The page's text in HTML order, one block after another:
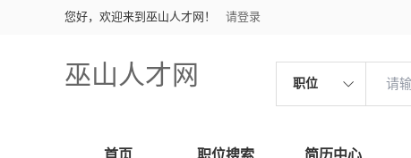
您好，欢迎来到巫山人才网！ 请登录
巫山人才网 职位
首页 职位搜索 简历中心